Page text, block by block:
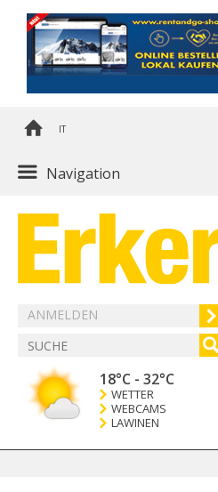
IT
Navigation
ANMELDEN
18°C - 32°C
WETTER
WEBCAMS
LAWINEN